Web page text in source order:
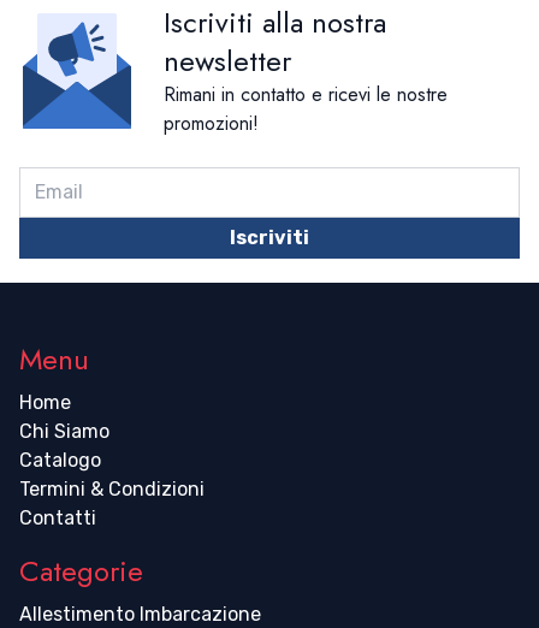
Iscriviti alla nostra
newsletter
Rimani in contatto e ricevi le nostre
promozioni!
Iscriviti
Menu
Home
Chi Siamo
Catalogo
Termini & Condizioni
Contatti
Categorie
Allestimento Imbarcazione